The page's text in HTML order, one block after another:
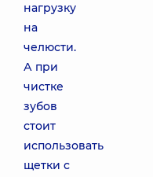
нагрузку
на
челюсти.
А при
чистке
зубов
стоит
использовать
щетки с